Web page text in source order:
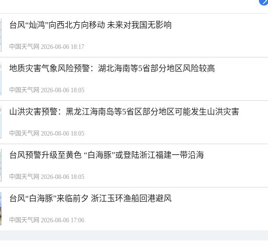
台风“灿鸿”向西北方向移动 未来对我国无影响
中国天气网 2026-08-06 18:17
地质灾害气象风险预警：湖北海南等5省部分地区风险较高
中国天气网 2026-08-06 18:05
山洪灾害预警：黑龙江海南岛等5省区部分地区可能发生山洪灾害
中国天气网 2026-08-06 18:05
台风预警升级至黄色 “白海豚”或登陆浙江福建一带沿海
中国天气网 2026-08-06 18:05
台风“白海豚”来临前夕 浙江玉环渔船回港避风
中国天气网 2026-08-06 17:06